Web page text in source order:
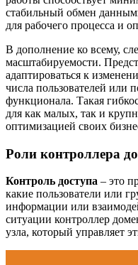
стабильный обмен
для рабочего процесса и
В дополнение ко всему,
масштабируемости.
адаптироваться к
числа пользователей или
функционала. Такая
для как малых, так и
оптимизацией своих
Роли контроллера
Контроль доступа – это
какие пользователи или
информации или
ситуации контроллер
узла, который управляет